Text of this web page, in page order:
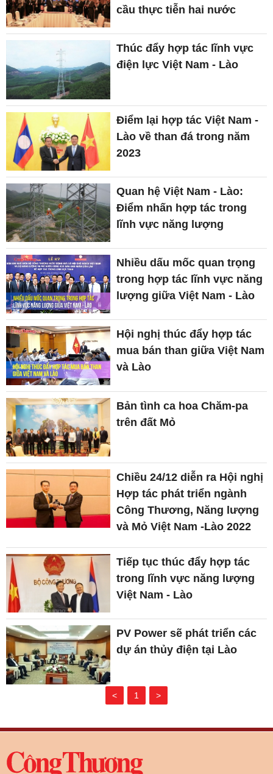
cầu thực tiễn hai nước
Thúc đẩy hợp tác lĩnh vực
điện lực Việt Nam - Lào
Điểm lại hợp tác Việt Nam -
Lào về than đá trong năm
2023
Quan hệ Việt Nam - Lào:
Điểm nhấn hợp tác trong
lĩnh vực năng lượng
Nhiều dấu mốc quan trọng
trong hợp tác lĩnh vực năng
lượng giữa Việt Nam - Lào
Hội nghị thúc đẩy hợp tác
mua bán than giữa Việt Nam
và Lào
Bản tình ca hoa Chăm-pa
trên đất Mỏ
Chiều 24/12 diễn ra Hội nghị
Hợp tác phát triển ngành
Công Thương, Năng lượng
và Mỏ Việt Nam -Lào 2022
Tiếp tục thúc đẩy hợp tác
trong lĩnh vực năng lượng
Việt Nam - Lào
PV Power sẽ phát triển các
dự án thủy điện tại Lào
< 1 >